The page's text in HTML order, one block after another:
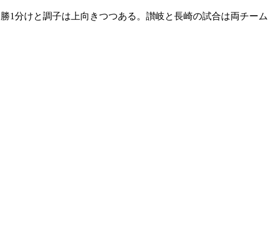
分けと調子は上向きつつある。讃岐と長崎の試合は両チーム